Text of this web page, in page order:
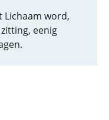
Lichaam word,
eenig